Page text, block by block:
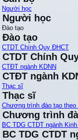
Người học
Người học
Đào tạo
Đào tạo
CTDT Chính Quy ĐHCT
CTDT Chính
CTĐT ngành KDNN
CTĐT ngành
Thạc sĩ
Thạc sĩ
Chương trình đào tạo theo
Chương trình
BC TDG CTDT ngành
BC TDG CTDT